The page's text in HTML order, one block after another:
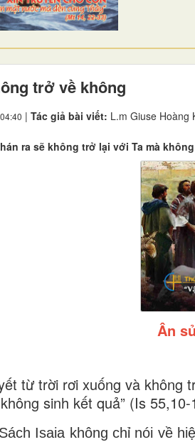
trở về không
| Tác giả bài viết: L.m Giuse Hoàng
ra sẽ không trở lại với Ta mà
Ân
từ trời rơi xuống và
sinh kết quả” (Is 55,10-
Sách Isaia không chỉ nói về